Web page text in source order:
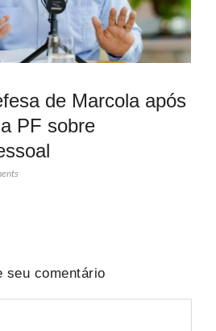
de Marcola após
PF sobre
seu comentário